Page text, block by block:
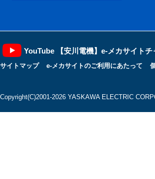
YouTube 【安川電機】e-メカサイトチ
サイトマップ e-メカサイトのご利用にあたって
Copyright(C)2001‐2026 YASKAWA ELECTRIC